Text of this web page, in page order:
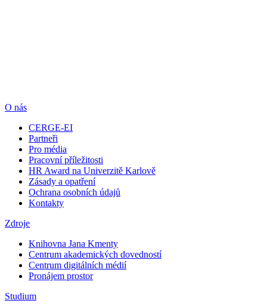
O nás
CERGE-EI
Partneři
Pro média
Pracovní příležitosti
HR Award na Univerzitě Karlově
Zásady a opatření
Ochrana osobních údajů
Kontakty
Zdroje
Knihovna Jana Kmenty
Centrum akademických dovedností
Centrum digitálních médií
Pronájem prostor
Studium